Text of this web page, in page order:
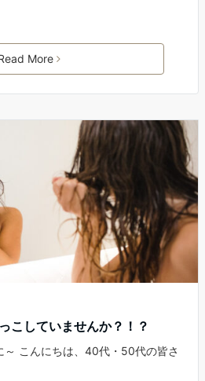
More
こしていませんか？！？
～ こんにちは、40代・50代の皆さ